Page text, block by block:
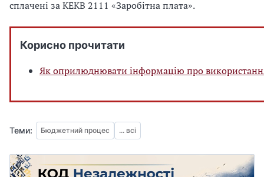
сплачені за КЕКВ 2111 «Заробітна плата».
Корисно прочитати
Як оприлюднювати інформацію про
Теми: Бюджетний процес ... всі